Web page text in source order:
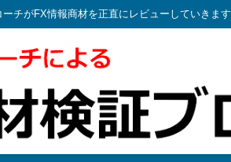
チがFX情報商材を正直にレビューしていきます